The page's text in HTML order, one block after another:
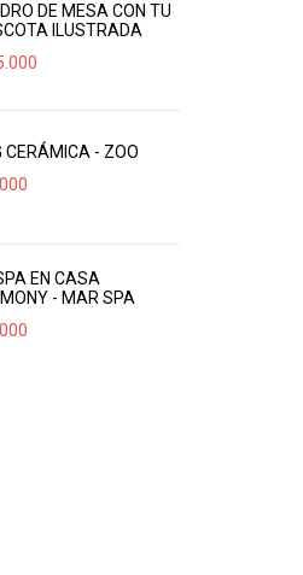
DE MESA CON TU
ILUSTRADA
CERÁMICA - ZOO
EN CASA
- MAR SPA